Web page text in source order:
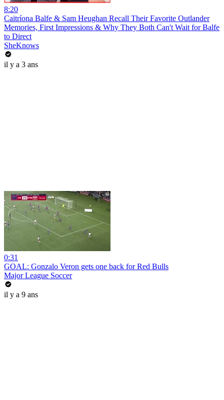
8:20
Caitríona Balfe & Sam Heughan Recall Their Favorite Outlander
Memories, First Impressions & Why They Both Can't Wait for Balfe
to Direct
SheKnows
il y a 3 ans
0:31
GOAL: Gonzalo Veron gets one back for Red Bulls
Major League Soccer
il y a 9 ans